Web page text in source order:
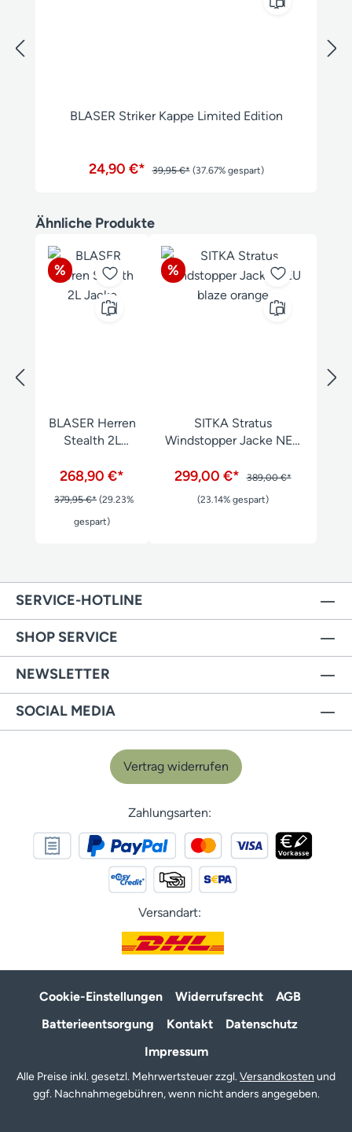
BLASER Striker Kappe Limited Edition
24,90 €* 39,95 €* (37.67% gespart)
Produktgalerie überspringen
Ähnliche Produkte
Rabatt
%
BLASER Herren
Stealth 2L
268,90 €*
379,95 €* (29.23%
gespart)
Rabatt
%
SITKA Stratus
Windstopper Jacke NEU
299,00 €*
389,00 €*
(23.14% gespart)
SERVICE-HOTLINE
SHOP SERVICE
NEWSLETTER
SOCIAL MEDIA
Vertrag widerrufen
Zahlungsarten:
Versandart:
Cookie-Einstellungen Widerrufsrecht
AGB
Batterieentsorgung
Kontakt
Datenschutz
Impressum
Alle Preise inkl. gesetzl. Mehrwertsteuer zzgl. Versandkosten und
ggf. Nachnahmegebühren, wenn nicht anders angegeben.